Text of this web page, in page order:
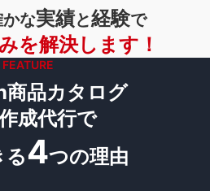
な実績と経験で
を解決します！
FEATURE
品カタログ
成代行で
る4つの理由